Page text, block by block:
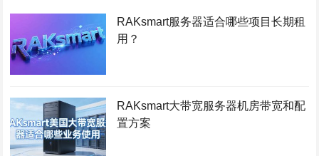
RAKsmart服务器适合哪些项目长期租
用？
RAKsmart大带宽服务器机房带宽和配
置方案